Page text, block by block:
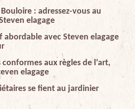
Bouloire : adressez-vous au
elagage
abordable avec Steven elagage
conformes aux règles de l’art,
elagage
se fient au jardinier